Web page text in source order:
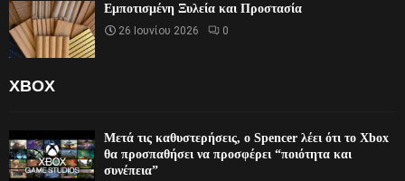
Εμποτισμένη Ξυλεία και Προστασία
26 Ιουνίου 2026 0
XBOX
Μετά τις καθυστερήσεις, ο Spencer λέει ότι το Xbox
θα προσπαθήσει να προσφέρει “ποιότητα και
συνέπεια”